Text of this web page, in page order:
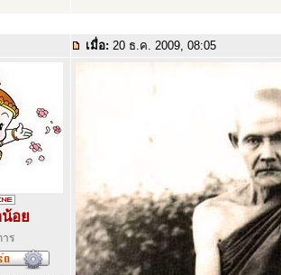
เมื่อ: 20 ธ.ค. 2009, 08:05
อย
ร